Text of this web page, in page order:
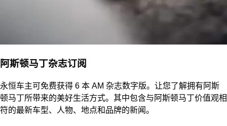
阿斯顿马丁杂志订阅
永恒车主可免费获得 6 本 AM 杂志数字版。让您了解拥有阿斯
顿马丁所带来的美好生活方式。其中包含与阿斯顿马丁价值观相
符的最新车型、人物、地点和品牌的新闻。